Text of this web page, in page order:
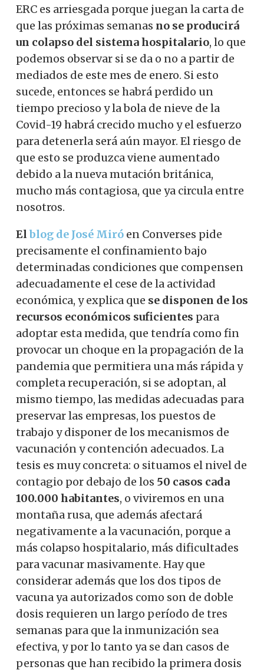
ERC es arriesgada porque juegan la carta de
que las próximas semanas no se producirá
un colapso del sistema hospitalario, lo que
podemos observar si se da o no a partir de
mediados de este mes de enero. Si esto
sucede, entonces se habrá perdido un
tiempo precioso y la bola de nieve de la
Covid-19 habrá crecido mucho y el esfuerzo
para detenerla será aún mayor. El riesgo de
que esto se produzca viene aumentado
debido a la nueva mutación británica,
mucho más contagiosa, que ya circula entre
nosotros.
Elblog de José Miró en Converses pide
precisamente el confinamiento bajo
determinadas condiciones que compensen
adecuadamente el cese de la actividad
económica, y explica que se disponen de los
recursos económicos suficientes para
adoptar esta medida, que tendría como fin
provocar un choque en la propagación de la
pandemia que permitiera una más rápida y
completa recuperación, si se adoptan, al
mismo tiempo, las medidas adecuadas para
preservar las empresas, los puestos de
trabajo y disponer de los mecanismos de
vacunación y contención adecuados. La
tesis es muy concreta: o situamos el nivel de
contagio por debajo de los 50 casos cada
100.000 habitantes, o viviremos en una
montaña rusa, que además afectará
negativamente a la vacunación, porque a
más colapso hospitalario, más dificultades
para vacunar masivamente. Hay que
considerar además que los dos tipos de
vacuna ya autorizados como son de doble
dosis requieren un largo período de tres
semanas para que la inmunización sea
efectiva, y por lo tanto ya se dan casos de
personas que han recibido la primera dosis